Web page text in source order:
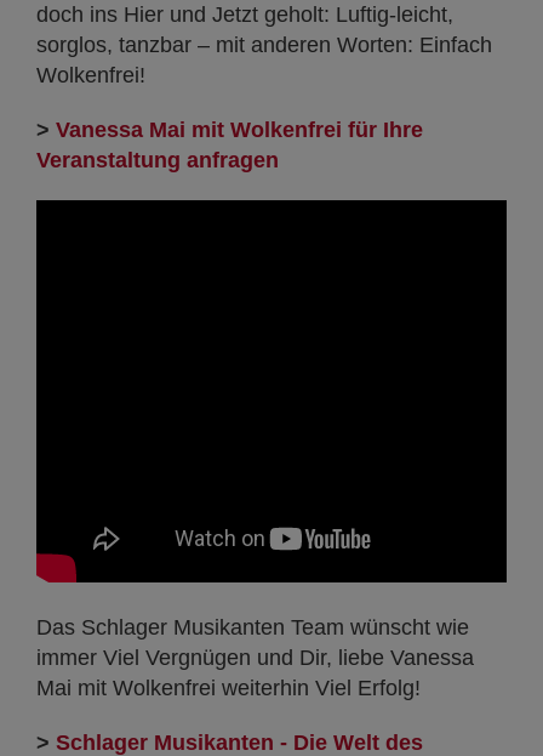
doch ins Hier und Jetzt geholt: Luftig-leicht,
sorglos, tanzbar – mit anderen Worten: Einfach
Wolkenfrei!
> Vanessa Mai mit Wolkenfrei für Ihre
Veranstaltung anfragen
Das Schlager Musikanten Team wünscht wie
immer Viel Vergnügen und Dir, liebe Vanessa
Mai mit Wolkenfrei weiterhin Viel Erfolg!
> Schlager Musikanten - Die Welt des